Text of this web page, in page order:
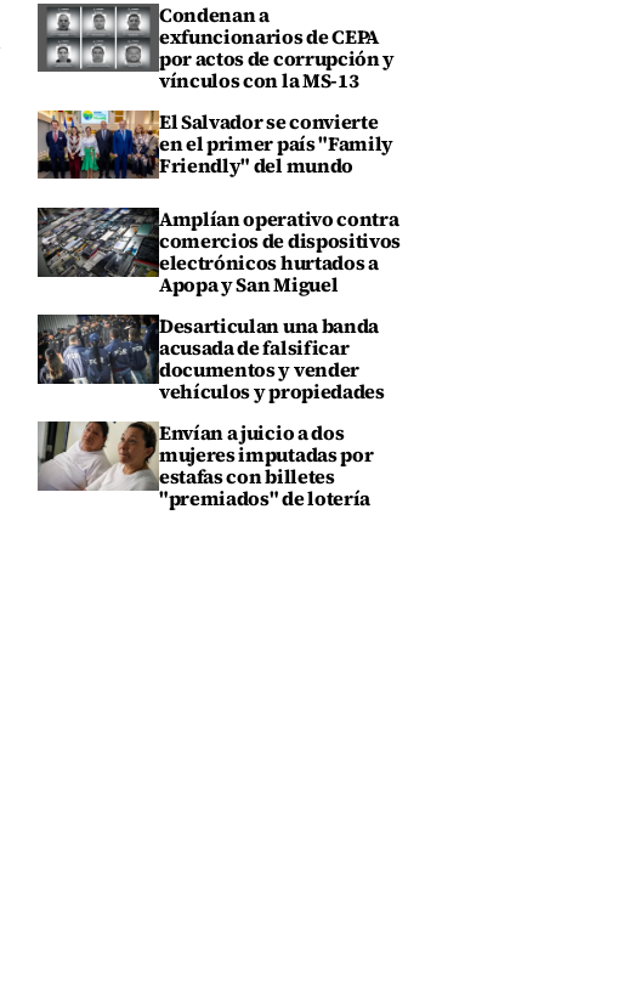
Condenan a
exfuncionarios de CEPA
por actos de corrupción y
vínculos con la MS-13
El Salvador se convierte
en el primer país "Family
Friendly" del mundo
Amplían operativo contra
comercios de dispositivos
electrónicos hurtados a
Apopa y San Miguel
Desarticulan una banda
acusada de falsificar
documentos y vender
vehículos y propiedades
Envían a juicio a dos
mujeres imputadas por
estafas con billetes
"premiados" de lotería